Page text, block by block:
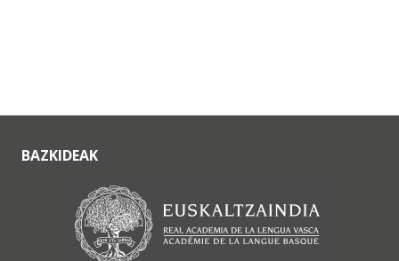
BAZKIDEAK